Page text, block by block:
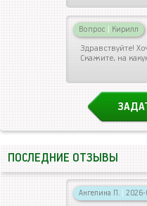
Вопрос | Кирилл
Здравствуйте!
Скажите, на
ПОСЛЕДНИЕ ОТЗЫВЫ
Ангелина П. | 2026-